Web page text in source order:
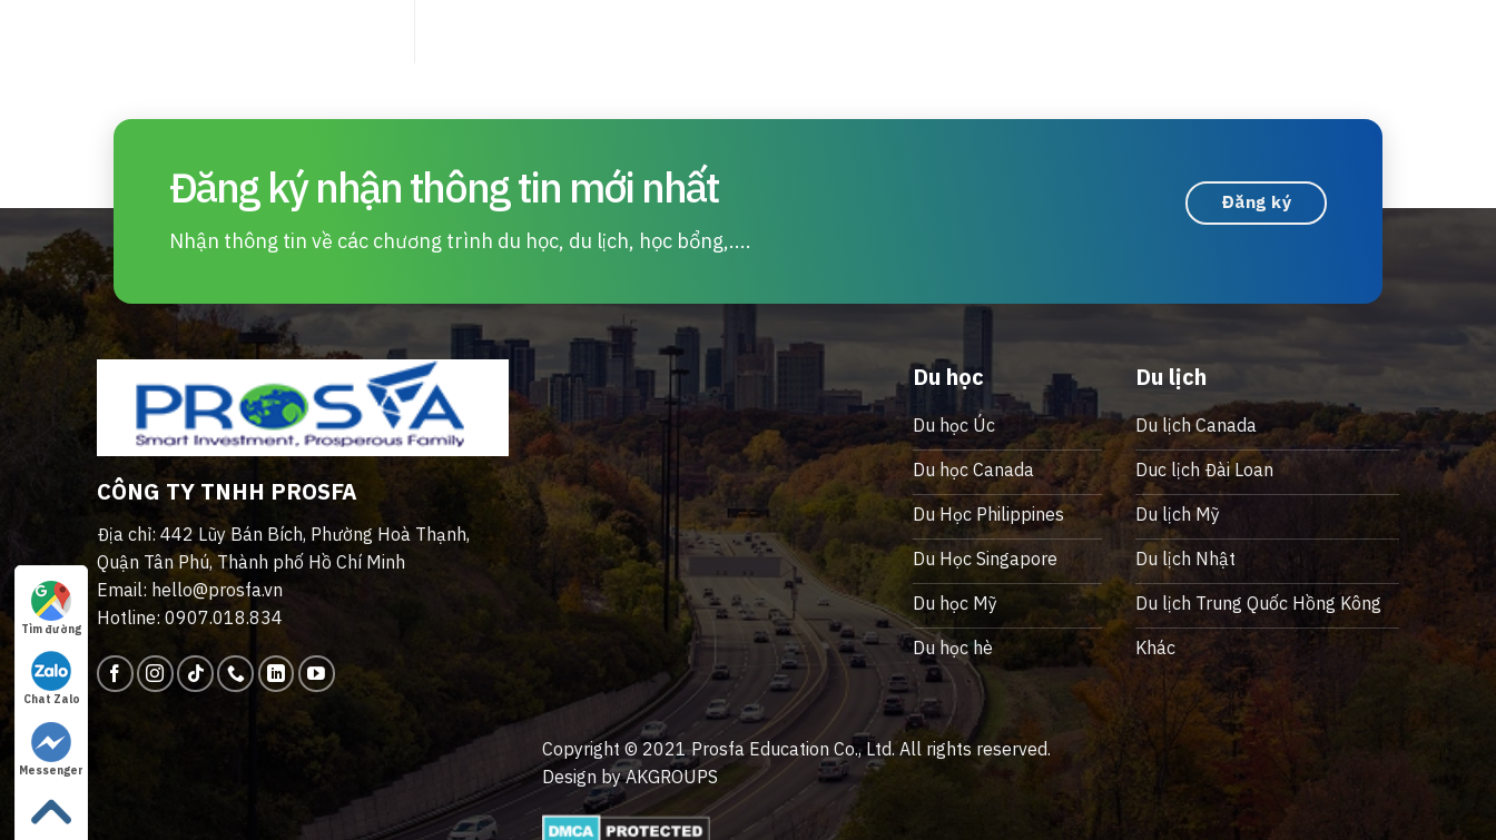
Đăng ký nhận thông tin mới nhất
Nhận thông tin về các chương trình du học, du lịch, học bổng,....
Đăng ký
CÔNG TY TNHH PROSFA
Địa chỉ: 442 Lũy Bán Bích, Phường Hoà Thạnh,
Quận Tân Phú, Thành phố Hồ Chí Minh
Email: hello@prosfa.vn
Hotline: 0907.018.834
Du học
Du học Úc
Du học Canada
Du Học Philippines
Du Học Singapore
Du học Mỹ
Du học hè
Du lịch
Du lịch Canada
Duc lịch Đài Loan
Du lịch Mỹ
Du lịch Nhật
Du lịch Trung Quốc Hồng Kông
Khác
Copyright © 2021 Prosfa Education Co., Ltd. All rights reserved.
Design by AKGROUPS
Tìm đường
Chat Zalo
Messenger